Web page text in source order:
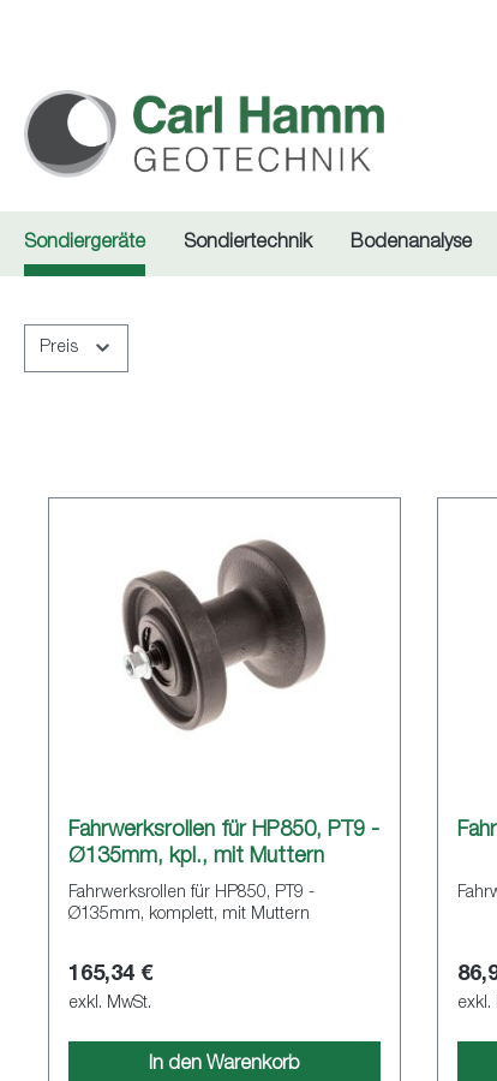
Sondiergeräte Sondiertechnik Bodenanalyse
Preis
Fahrwerksrollen für HP850, PT9 -
Ø135mm, kpl., mit Muttern
Fahrwerksrollen für HP850, PT9 -
Ø135mm, komplett, mit Muttern
165,34 €
exkl. MwSt.
In den Warenkorb
exkl.